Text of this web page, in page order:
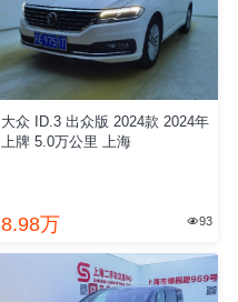
大众 ID.3 出众版 2024款 2024年
上牌 5.0万公里 上海
8.98万 93